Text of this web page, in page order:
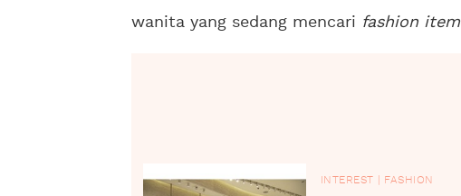
wanita yang sedang mencari fashion item
INTEREST FASHION